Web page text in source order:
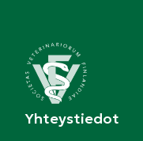
Yhteystiedot